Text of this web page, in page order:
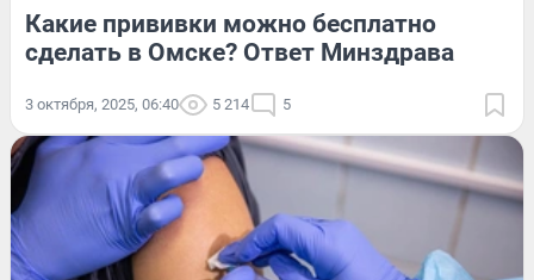
Какие прививки можно бесплатно
сделать в Омске? Ответ Минздрава
3 октября, 2025, 06:40 5 214 5